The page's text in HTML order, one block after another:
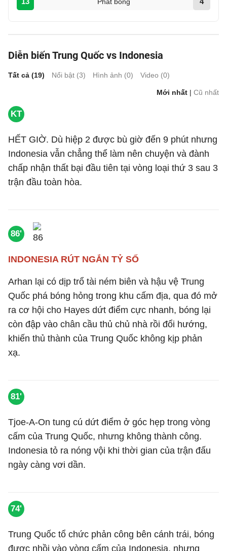
Diễn biến Trung Quốc vs Indonesia
Tất cả (19) Nổi bật (3) Hình ảnh (0) Video (0)
Mới nhất | Cũ nhất
KT
HẾT GIỜ. Dù hiệp 2 được bù giờ đến 9 phút nhưng
Indonesia vẫn chẳng thể làm nên chuyện và đành
chấp nhận thất bại đầu tiên tại vòng loại thứ 3 sau 3
trận đầu toàn hòa.
86'
INDONESIA RÚT NGẮN TỶ SỐ
Arhan lại có dịp trổ tài ném biên và hậu vệ Trung
Quốc phá bóng hỏng trong khu cấm địa, qua đó mở
ra cơ hội cho Hayes dứt điểm cực nhanh, bóng lại
còn đập vào chân cầu thủ chủ nhà rồi đổi hướng,
khiến thủ thành của Trung Quốc không kịp phản
xạ.
81'
Tjoe-A-On tung cú dứt điểm ở góc hẹp trong vòng
cấm của Trung Quốc, nhưng không thành công.
Indonesia tỏ ra nóng vội khi thời gian của trận đấu
ngày càng vơi dần.
74'
Trung Quốc tổ chức phản công bên cánh trái, bóng
được nhồi vào vòng cấm của Indonesia, nhưng